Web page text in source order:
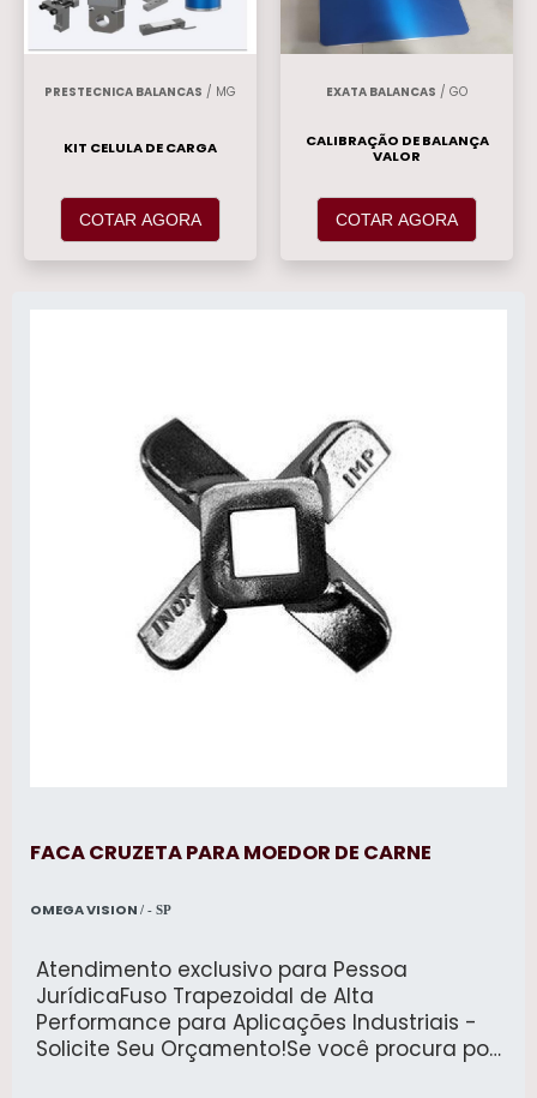
PRESTECNICA BALANCAS / MG
KIT CELULA DE CARGA
COTAR AGORA
EXATA BALANCAS / GO
CALIBRAÇÃO DE BALANÇA
VALOR
COTAR AGORA
FACA CRUZETA PARA MOEDOR DE CARNE
OMEGA VISION / - SP
Atendimento exclusivo para Pessoa
JurídicaFuso Trapezoidal de Alta
Performance para Aplicações Industriais -
Solicite Seu Orçamento!Se você procura por